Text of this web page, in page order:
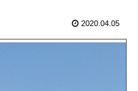
2020.04.05